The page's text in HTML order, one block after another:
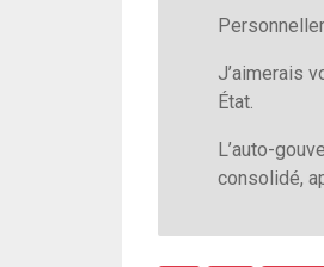
J’aimerais
État.
L’auto-
consolidé,